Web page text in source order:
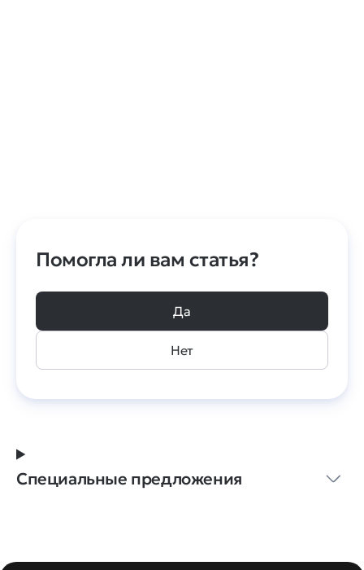
Помогла ли вам статья?
Да
Нет
Специальные предложения